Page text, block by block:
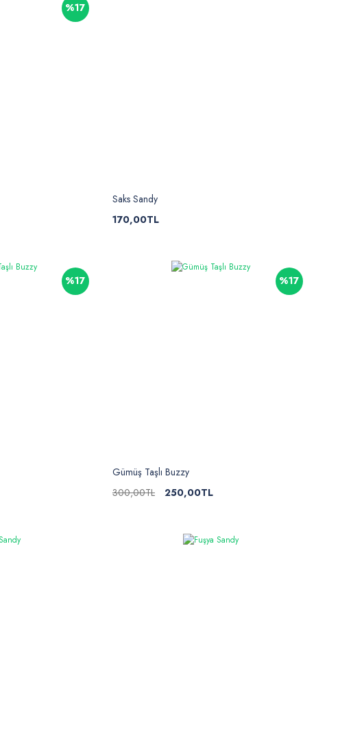
%17
Saks Sandy
170,00TL
%17 %17
Gümüş Taşlı Buzzy
300,00TL
250,00TL